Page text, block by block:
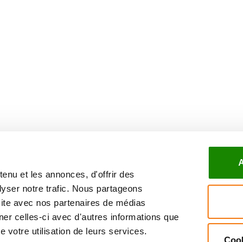
et les annonces, d'offrir des
notre trafic. Nous partageons
avec nos partenaires de médias
celles-ci avec d'autres informations que
votre utilisation de leurs services.